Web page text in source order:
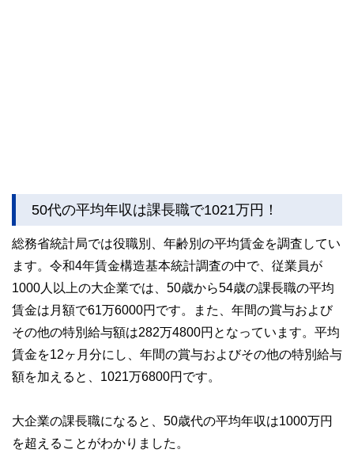
50代の平均年収は課長職で1021万円！
総務省統計局では役職別、年齢別の平均賃金を調査してい
ます。令和4年賃金構造基本統計調査の中で、従業員が
1000人以上の大企業では、50歳から54歳の課長職の平均
賃金は月額で61万6000円です。また、年間の賞与および
その他の特別給与額は282万4800円となっています。平均
賃金を12ヶ月分にし、年間の賞与およびその他の特別給与
額を加えると、1021万6800円です。
大企業の課長職になると、50歳代の平均年収は1000万円
を超えることがわかりました。